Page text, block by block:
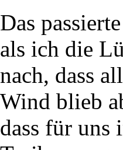
Das
als ich die
nach, dass
Wind blieb
dass für uns